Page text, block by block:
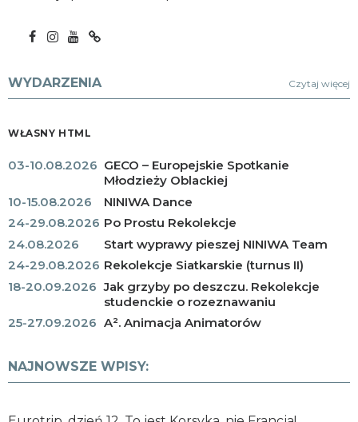
WYDARZENIA Czytaj więcej
WŁASNY HTML
03-10.08.2026 GECO – Europejskie Spotkanie
Młodzieży Oblackiej
10-15.08.2026
NINIWA Dance
24-29.08.2026 Po Prostu Rekolekcje
24.08.2026
Start wyprawy pieszej NINIWA Team
24-29.08.2026 Rekolekcje Siatkarskie (turnus II)
18-20.09.2026 Jak grzyby po deszczu. Rekolekcje
studenckie o rozeznawaniu
25-27.09.2026 A². Animacja Animatorów
NAJNOWSZE WPISY: